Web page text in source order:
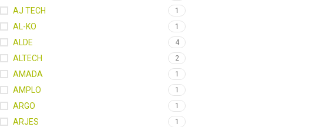
AJ TECH 1
AL-KO 1
ALDE 4
ALTECH 2
AMADA 1
AMPLO 1
ARGO 1
ARJES 1